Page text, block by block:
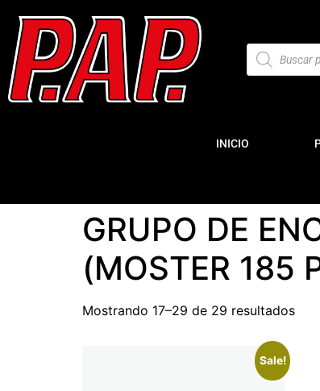
INICIO
GRUPO DE
(MOSTER 185
Mostrando 17–29 de 29 resultados
Sale!